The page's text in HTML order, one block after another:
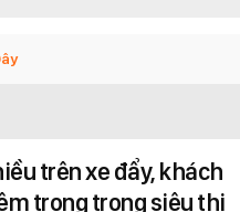
trên xe đẩy, khách
trọng trong siêu thị